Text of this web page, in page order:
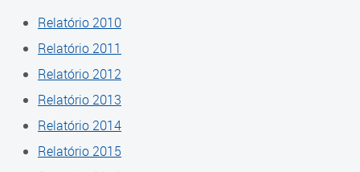
Portal da Prefeitura de Curitiba
Cadastramento Escolar
Portal ICS Instituto Curitiba de
Contato
Composição
Diretoria
Relatório 2010
Relatório 2011
Relatório 2012
Relatório 2013
Relatório 2014
Relatório 2015